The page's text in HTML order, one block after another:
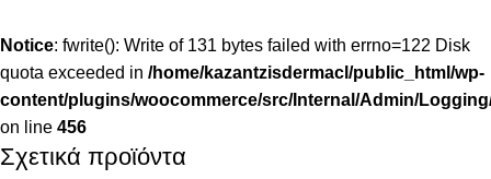
Notice: fwrite(): Write of 131 bytes failed with errno=122 Disk
quota exceeded in /home/kazantzisdermacl/public_html/wp-
content/plugins/woocommerce/src/Internal/Admin/
on line 456
Σχετικά προϊόντα